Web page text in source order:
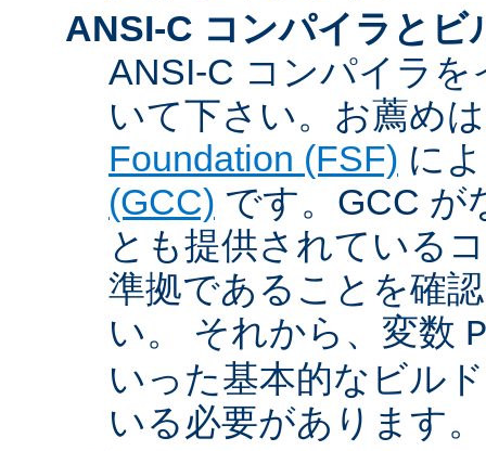
ANSI-C コンパイラとビ
ANSI-C コンパイラ
いて下さい。お薦め
Foundation (FSF) に
(GCC) です。GCC が
とも提供されている
準拠であることを確
い。 それから、変数
いった基本的なビル
いる必要があります。